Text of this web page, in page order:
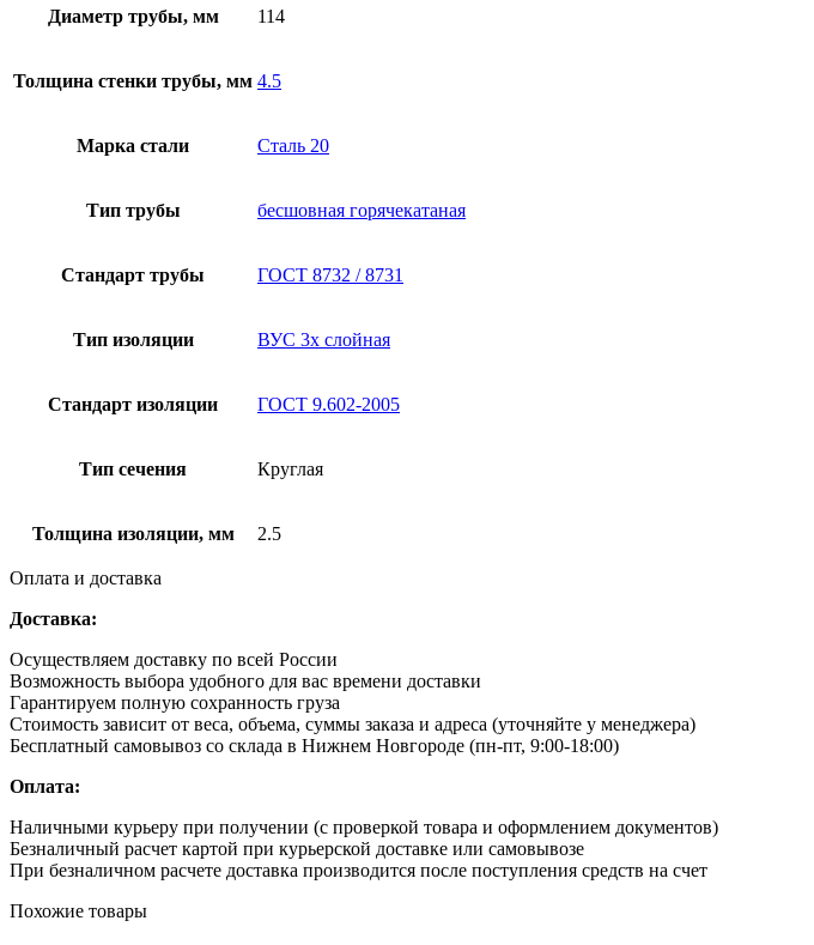
Диаметр трубы, мм 114
Толщина стенки трубы, мм 4.5
Марка стали Сталь 20
Тип трубы бесшовная горячекатаная
Стандарт трубы ГОСТ 8732 / 8731
Тип изоляции ВУС 3х слойная
Стандарт изоляции ГОСТ 9.602-2005
Тип сечения Круглая
Толщина изоляции, мм 2.5
Оплата и доставка
Доставка:
Осуществляем доставку по всей России
Возможность выбора удобного для вас времени доставки
Гарантируем полную сохранность груза
Стоимость зависит от веса, объема, суммы заказа и адреса (уточняйте у менеджера)
Бесплатный самовывоз со склада в Нижнем Новгороде (пн-пт, 9:00-18:00)
Оплата:
Наличными курьеру при получении (с проверкой товара и оформлением документов)
Безналичный расчет картой при курьерской доставке или самовывозе
При безналичном расчете доставка производится после поступления средств на счет
Похожие товары